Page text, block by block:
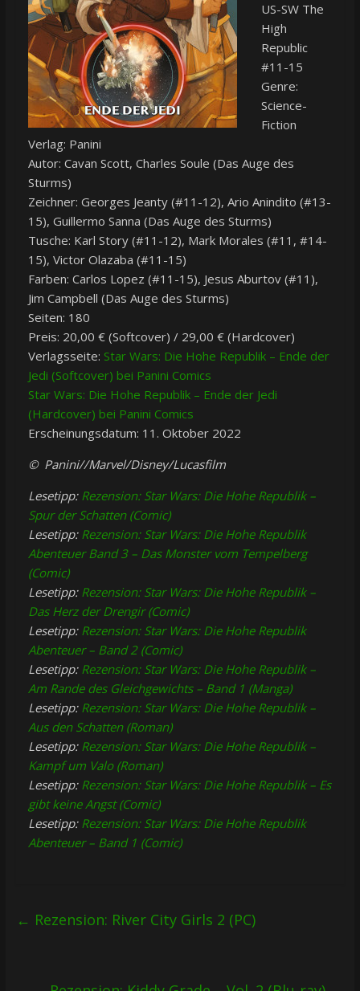
US-SW The
High
Republic
#11-15
Genre:
Science-
Fiction
Verlag: Panini
Autor: Cavan Scott, Charles Soule (Das Auge des
Sturms)
Zeichner: Georges Jeanty (#11-12), Ario Anindito (#13-
15), Guillermo Sanna (Das Auge des Sturms)
Tusche: Karl Story (#11-12), Mark Morales (#11, #14-
15), Victor Olazaba (#11-15)
Farben: Carlos Lopez (#11-15), Jesus Aburtov (#11),
Jim Campbell (Das Auge des Sturms)
Seiten: 180
Preis: 20,00 € (Softcover) / 29,00 € (Hardcover)
Verlagsseite: Star Wars: Die Hohe Republik – Ende der
Jedi (Softcover) bei Panini Comics
Star Wars: Die Hohe Republik – Ende der Jedi
(Hardcover) bei Panini Comics
Erscheinungsdatum: 11. Oktober 2022
© Panini//Marvel/Disney/Lucasfilm
Lesetipp: Rezension: Star Wars: Die Hohe Republik –
Spur der Schatten (Comic)
Lesetipp: Rezension: Star Wars: Die Hohe Republik
Abenteuer Band 3 – Das Monster vom Tempelberg
(Comic)
Lesetipp: Rezension: Star Wars: Die Hohe Republik –
Das Herz der Drengir (Comic)
Lesetipp: Rezension: Star Wars: Die Hohe Republik
Abenteuer – Band 2 (Comic)
Lesetipp: Rezension: Star Wars: Die Hohe Republik –
Am Rande des Gleichgewichts – Band 1 (Manga)
Lesetipp: Rezension: Star Wars: Die Hohe Republik –
Aus den Schatten (Roman)
Lesetipp: Rezension: Star Wars: Die Hohe Republik –
Kampf um Valo (Roman)
Lesetipp: Rezension: Star Wars: Die Hohe Republik – Es
gibt keine Angst (Comic)
Lesetipp: Rezension: Star Wars: Die Hohe Republik
Abenteuer – Band 1 (Comic)
← Rezension: River City Girls 2 (PC)